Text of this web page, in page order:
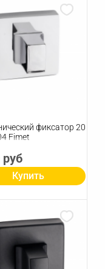
фиксатор 20
Fimet
руб
Купить